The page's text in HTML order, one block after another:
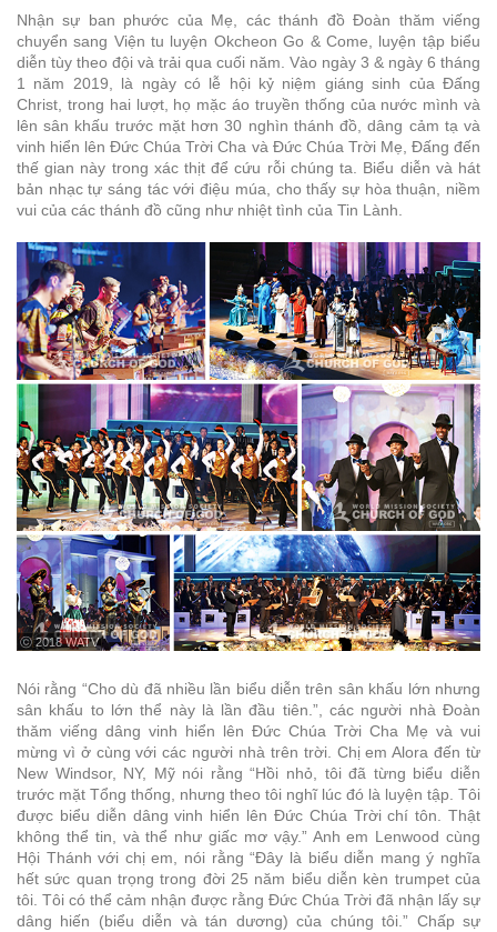
Nhận sự ban phước của Mẹ, các thánh đồ Đoàn thăm viếng
chuyển sang Viện tu luyện Okcheon Go & Come, luyện tập biểu
diễn tùy theo đội và trải qua cuối năm. Vào ngày 3 & ngày 6 tháng
1 năm 2019, là ngày có lễ hội kỷ niệm giáng sinh của Đấng
Christ, trong hai lượt, họ mặc áo truyền thống của nước mình và
lên sân khấu trước mặt hơn 30 nghìn thánh đồ, dâng cảm tạ và
vinh hiển lên Đức Chúa Trời Cha và Đức Chúa Trời Mẹ, Đấng đến
thế gian này trong xác thịt để cứu rỗi chúng ta. Biểu diễn và hát
bản nhạc tự sáng tác với điệu múa, cho thấy sự hòa thuận, niềm
vui của các thánh đồ cũng như nhiệt tình của Tin Lành.
ⓒ 2018 WATV
Nói rằng “Cho dù đã nhiều lần biểu diễn trên sân khấu lớn nhưng
sân khấu to lớn thể này là lần đầu tiên.”, các người nhà Đoàn
thăm viếng dâng vinh hiển lên Đức Chúa Trời Cha Mẹ và vui
mừng vì ở cùng với các người nhà trên trời. Chị em Alora đến từ
New Windsor, NY, Mỹ nói rằng “Hồi nhỏ, tôi đã từng biểu diễn
trước mặt Tổng thống, nhưng theo tôi nghĩ lúc đó là luyện tập. Tôi
được biểu diễn dâng vinh hiển lên Đức Chúa Trời chí tôn. Thật
không thể tin, và thể như giấc mơ vậy.” Anh em Lenwood cùng
Hội Thánh với chị em, nói rằng “Đây là biểu diễn mang ý nghĩa
hết sức quan trọng trong đời 25 năm biểu diễn kèn trumpet của
tôi. Tôi có thể cảm nhận được rằng Đức Chúa Trời đã nhận lấy sự
dâng hiến (biểu diễn và tán dương) của chúng tôi.” Chấp sự